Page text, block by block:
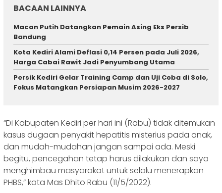
BACAAN LAINNYA
Macan Putih Datangkan Pemain Asing Eks Persib
Bandung
Kota Kediri Alami Deflasi 0,14 Persen pada Juli 2026,
Harga Cabai Rawit Jadi Penyumbang Utama
Persik Kediri Gelar Training Camp dan Uji Coba di Solo,
Fokus Matangkan Persiapan Musim 2026-2027
“Di Kabupaten Kediri per hari ini (Rabu) tidak ditemukan
kasus dugaan penyakit hepatitis misterius pada anak,
dan mudah-mudahan jangan sampai ada. Meski
begitu, pencegahan tetap harus dilakukan dan saya
menghimbau masyarakat untuk selalu menerapkan
PHBS,” kata Mas Dhito Rabu (11/5/2022).